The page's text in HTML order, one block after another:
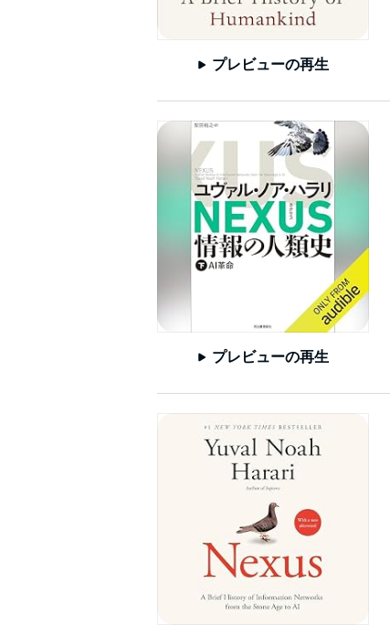
プレビューの再生
プレビューの再生